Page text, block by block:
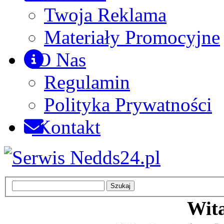
Twoja Reklama
Materiały Promocyjne
O Nas
Regulamin
Polityka Prywatności
Kontakt